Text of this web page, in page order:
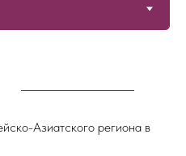
Азиатского региона в